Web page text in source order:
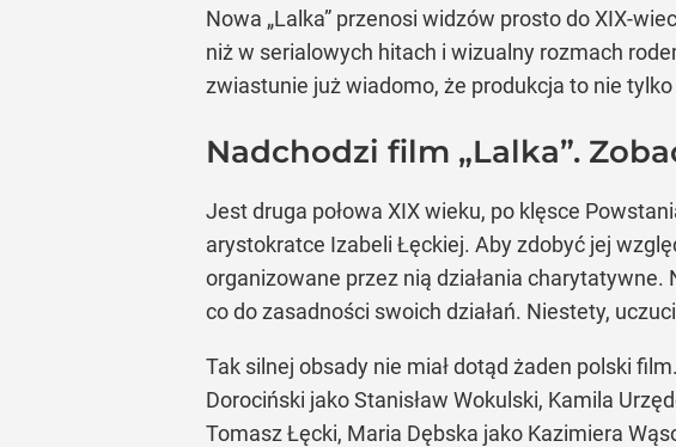
Nowa „Lalka” przenosi widzów prosto do XIX-
niż w serialowych hitach i wizualny rozmach
zwiastunie już wiadomo, że produkcja to nie
Nadchodzi film „Lalka”.
Jest druga połowa XIX wieku, po klęsce
arystokratce Izabeli Łęckiej. Aby zdobyć jej
organizowane przez nią działania
co do zasadności swoich działań. Niestety,
Tak silnej obsady nie miał dotąd żaden polski
Dorociński jako Stanisław Wokulski, Kamila
Tomasz Łęcki, Maria Dębska jako Kazimiera